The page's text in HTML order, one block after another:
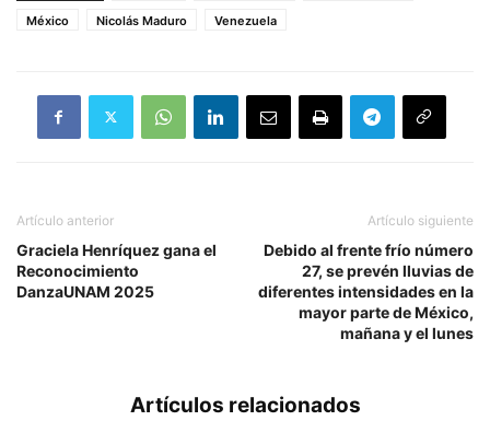
México
Nicolás Maduro Venezuela
Artículo anterior
Graciela Henríquez gana el
Reconocimiento
DanzaUNAM 2025
Artículo siguiente
Debido al frente frío número
27, se prevén lluvias de
diferentes intensidades en la
mayor parte de México,
mañana y el lunes
Artículos relacionados